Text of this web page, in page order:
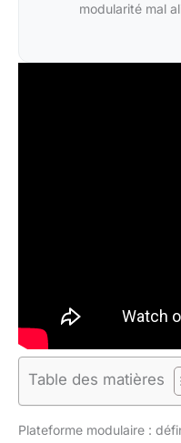
modularité mal
Table des matières
Plateforme modulaire :